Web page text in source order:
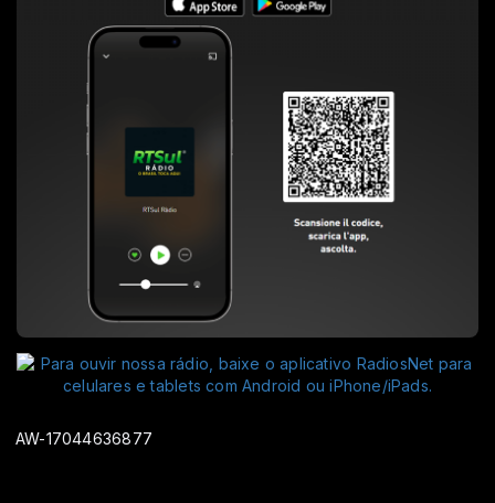
AW-17044636877